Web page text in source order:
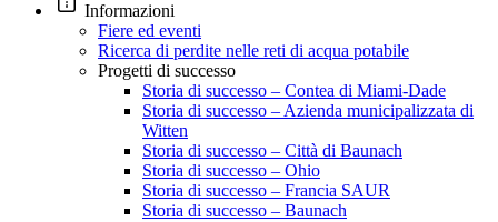
Informazioni
Fiere ed eventi
Ricerca di perdite nelle reti di acqua potabile
Progetti di successo
Storia di successo – Contea di Miami-Dade
Storia di successo – Azienda municipalizzata di
Witten
Storia di successo – Città di Baunach
Storia di successo – Ohio
Storia di successo – Francia SAUR
Storia di successo – Baunach